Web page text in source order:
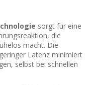
sorgt für eine
die
macht. Die
Latenz minimiert
selbst bei schnellen